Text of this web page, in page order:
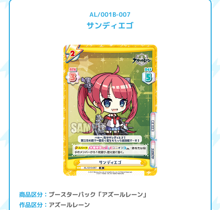
AL/001B-007
サンディエゴ
商品区分 ブースターパック「アズールレーン」
作品区分 アズールレーン